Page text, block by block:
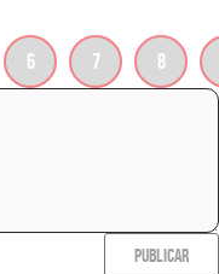
6 7 8
PUBLICAR